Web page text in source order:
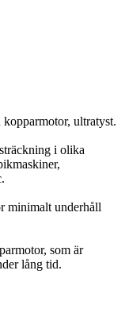
ultratyst.
i olika
minimalt underhåll
som är
lång tid.